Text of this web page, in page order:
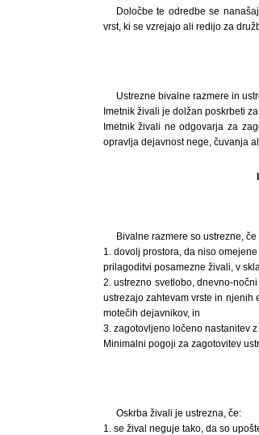
Določbe te odredbe se
vrst, ki se vzrejajo ali redijo za
Ustrezne bivalne razmere in
Imetnik živali je dolžan poskrbeti
Imetnik živali ne odgovarja za
opravlja dejavnost nege, čuvanja
Bivalne razmere so ustrezne,
1. dovolj prostora, da niso
prilagoditvi posamezne živali, v
2. ustrezno svetlobo, dnevno-
ustrezajo zahtevam vrste in njenih
motečih dejavnikov, in
3. zagotovljeno ločeno nastanitev
Minimalni pogoji za zagotovitev
Oskrba živali je ustrezna, če:
1. se žival neguje tako, da so